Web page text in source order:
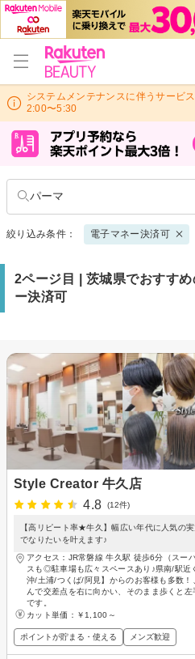
システムメンテナンスに伴うサービ
2:00〜5:30
パーマ
絞り込み条件： 電子マネー決済可
2ページ目 | 茨城県でおすす
ー決済可
Style Creator 牛久店
4.8
(12件)
【高リピート率★牛久】幅広い年代に人気の
でなりたいを叶えます♪
アクセス：JR常磐線 牛久駅 徒歩6分（スー
スも◎駐車場も広々スペースあり♪県南/駅近
沖/土浦/つくば/阿見】からのお客様も多数
んで交差点を右に向かい、そのまま歩くと
です。
カット単価： ￥1,100～
ポイントが貯まる・使える メンズ歓迎